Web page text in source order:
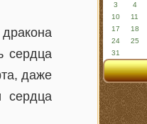
сердца
даже
сердца
3
4
10
11
17
18
24
25
31